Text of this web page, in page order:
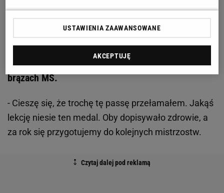
musiał o tym porozmawiać z moją trenerką. W
każdym razie fajnie, że złoto i srebro jadą do Polski.
Tego się trzymajmy.
Dla ciebie to pierwsze srebro w karierze. Po trzech
brązach MŚ.
- Cieszę się, że trochę tę passę przełamałem. Jakąś
lekcję niesie ten medal. Oby dopisywało zdrowie, a
za rok się przygotujemy do kolejnych mistrzostw.
USTAWIENIA ZAAWANSOWANE
AKCEPTUJĘ